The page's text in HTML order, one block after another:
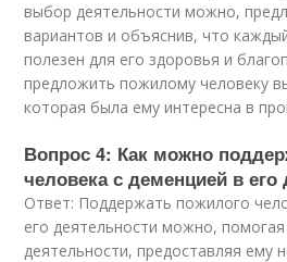
выбор деятельности можно,
вариантов и объяснив, что
полезен для его здоровья и
предложить пожилому человеку
которая была ему интересна в
Вопрос 4: Как можно
человека с деменцией в его
Ответ: Поддержать пожилого
его деятельности можно,
деятельности, предоставляя ему